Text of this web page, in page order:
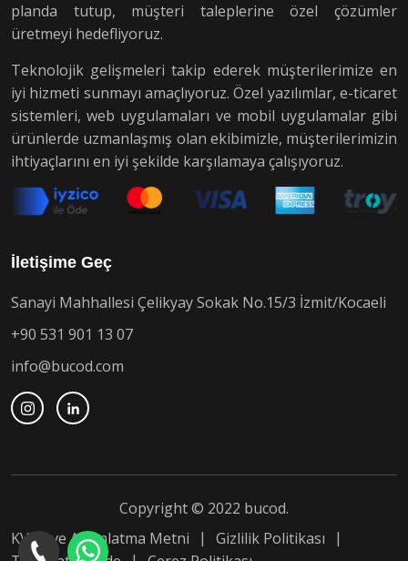
planda tutup, müşteri taleplerine özel çözümler
üretmeyi hedefliyoruz.
Teknolojik gelişmeleri takip ederek müşterilerimize en
iyi hizmeti sunmayı amaçlıyoruz. Özel yazılımlar, e-ticaret
sistemleri, web uygulamaları ve mobil uygulamalar gibi
ürünlerde uzmanlaşmış olan ekibimizle, müşterilerimizin
ihtiyaçlarını en iyi şekilde karşılamaya çalışıyoruz.
İletişime Geç
Sanayi Mahhallesi Çelikyay Sokak No.15/3 İzmit/Kocaeli
+90 531 901 13 07
info@bucod.com
Copyright © 2022 bucod.
KVKK ve Aydınlatma Metni
Gizlilik Politikası